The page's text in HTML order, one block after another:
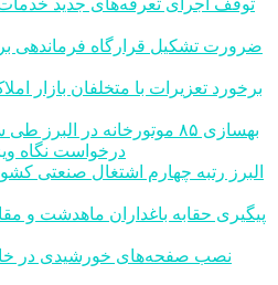
بهسازی ۸۵ موتورخانه در البرز طی سه‌ماهه نخست امسال
درخواست نگاه